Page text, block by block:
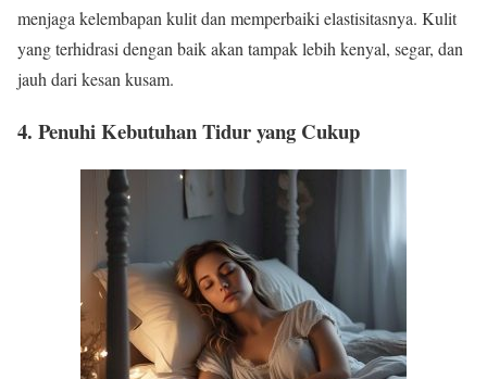
menjaga kelembapan kulit dan memperbaiki elastisitasnya. Kulit
yang terhidrasi dengan baik akan tampak lebih kenyal, segar, dan
jauh dari kesan kusam.
4. Penuhi Kebutuhan Tidur yang Cukup